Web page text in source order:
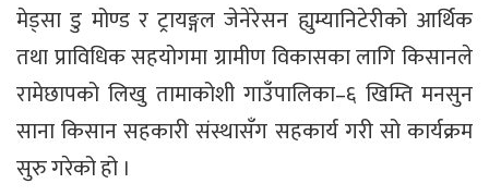
मेड्सा डु मोण्ड र ट्रायङ्गल जेनेरेसन ह्युम्यानिटेरीको आर्थिक
तथा प्राविधिक सहयोगमा ग्रामीण विकासका लागि किसानले
रामेछापको लिखु तामाकोशी गाउँपालिका–६ खिम्ति मनसुन
साना किसान सहकारी संस्थासँग सहकार्य गरी सो कार्यक्रम
सुरु गरेको हो ।